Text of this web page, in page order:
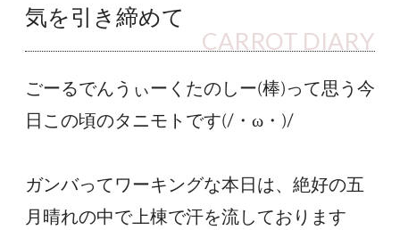
気を引き締めて
CARROT DIARY
ごーるでんうぃーくたのしー(棒)って思う今
日この頃のタニモトです(/・ω・)/
ガンバってワーキングな本日は、絶好の五
月晴れの中で上棟で汗を流しております